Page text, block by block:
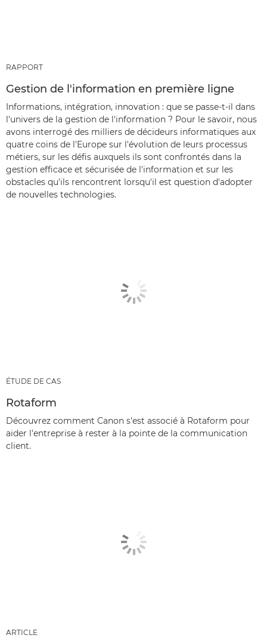
RAPPORT
Gestion de l'information en première ligne
Informations, intégration, innovation : que se passe-t-il dans
l'univers de la gestion de l'information ? Pour le savoir, nous
avons interrogé des milliers de décideurs informatiques aux
quatre coins de l'Europe sur l'évolution de leurs processus
métiers, sur les défis auxquels ils sont confrontés dans la
gestion efficace et sécurisée de l'information et sur les
obstacles qu'ils rencontrent lorsqu'il est question d'adopter
de nouvelles technologies.
ÉTUDE DE CAS
Rotaform
Découvrez comment Canon s'est associé à Rotaform pour
aider l'entreprise à rester à la pointe de la communication
client.
ARTICLE